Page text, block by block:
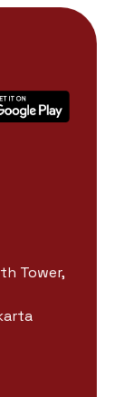
Tower,